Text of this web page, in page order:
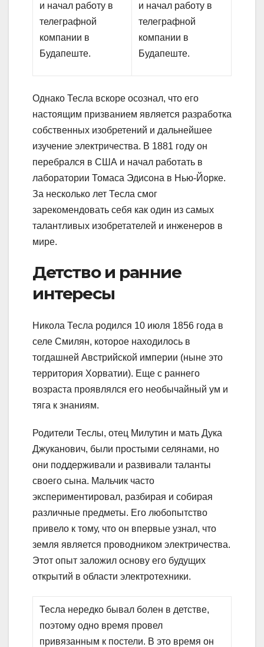
и начал работу в
телеграфной
компании в
Будапеште.
и начал работу в
телеграфной
компании в
Будапеште.
Однако Тесла вскоре осознал, что его
настоящим призванием является разработка
собственных изобретений и дальнейшее
изучение электричества. В 1881 году он
перебрался в США и начал работать в
лаборатории Томаса Эдисона в Нью-Йорке.
За несколько лет Тесла смог
зарекомендовать себя как один из самых
талантливых изобретателей и инженеров в
мире.
Детство и ранние
интересы
Никола Тесла родился 10 июля 1856 года в
селе Смилян, которое находилось в
тогдашней Австрийской империи (ныне это
территория Хорватии). Еще с раннего
возраста проявлялся его необычайный ум и
тяга к знаниям.
Родители Теслы, отец Милутин и мать Дука
Джуканович, были простыми селянами, но
они поддерживали и развивали таланты
своего сына. Мальчик часто
экспериментировал, разбирая и собирая
различные предметы. Его любопытство
привело к тому, что он впервые узнал, что
земля является проводником электричества.
Этот опыт заложил основу его будущих
открытий в области электротехники.
Тесла нередко бывал болен в детстве,
поэтому одно время провел
привязанным к постели. В это время он